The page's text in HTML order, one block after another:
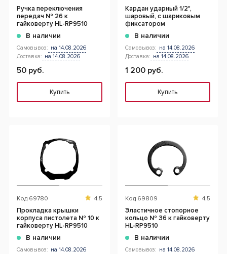
Ручка переключения
передач № 26 к
гайковерту HL-RP9510
В наличии
Самовывоз: на 14.08.2026
Доставка: на 14.08.2026
50 руб.
Купить
Кардан ударный 1/2",
шаровый, с шариковым
фиксатором
В наличии
Самовывоз: на 14.08.2026
Доставка: на 14.08.2026
1 200 руб.
Купить
Код 69780 4.5
Прокладка крышки
корпуса пистолета № 10 к
гайковерту HL-RP9510
В наличии
Самовывоз: на 14.08.2026
Код 69809 4.5
Эластичное стопорное
кольцо № 36 к гайковерту
HL-RP9510
В наличии
Самовывоз: на 14.08.2026